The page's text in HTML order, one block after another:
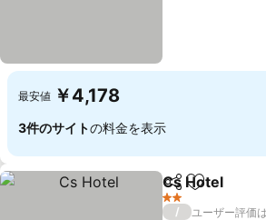
最安値 ￥4,178
3件のサイトの料金を表示
シェアお気に入り
Cs Hotel
2 ホテルのランク
/
ユーザー評価